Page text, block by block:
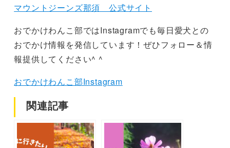
マウントジーンズ那須 公式サイト
おでかけわんこ部ではInstagramでも毎日愛犬との
おでかけ情報を発信しています！ぜひフォロー＆情
報提供してください^ ^
おでかけわんこ部Instagram
関連記事